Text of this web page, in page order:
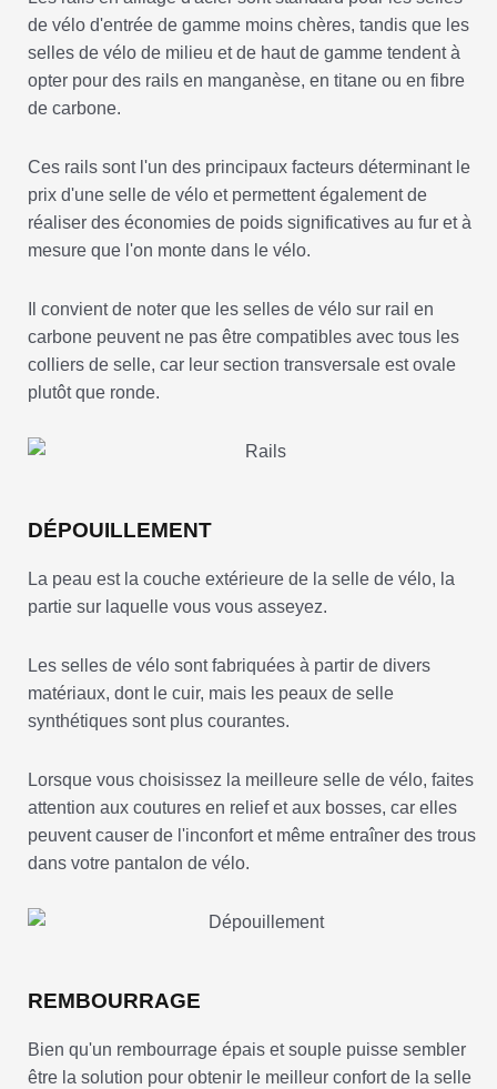
de vélo d'entrée de gamme moins chères, tandis que les
selles de vélo de milieu et de haut de gamme tendent à
opter pour des rails en manganèse, en titane ou en fibre
de carbone.
Ces rails sont l'un des principaux facteurs déterminant le
prix d'une selle de vélo et permettent également de
réaliser des économies de poids significatives au fur et à
mesure que l'on monte dans le vélo.
Il convient de noter que les selles de vélo sur rail en
carbone peuvent ne pas être compatibles avec tous les
colliers de selle, car leur section transversale est ovale
plutôt que ronde.
DÉPOUILLEMENT
La peau est la couche extérieure de la selle de vélo, la
partie sur laquelle vous vous asseyez.
Les selles de vélo sont fabriquées à partir de divers
matériaux, dont le cuir, mais les peaux de selle
synthétiques sont plus courantes.
Lorsque vous choisissez la meilleure selle de vélo, faites
attention aux coutures en relief et aux bosses, car elles
peuvent causer de l'inconfort et même entraîner des trous
dans votre pantalon de vélo.
REMBOURRAGE
Bien qu'un rembourrage épais et souple puisse sembler
être la solution pour obtenir le meilleur confort de la selle